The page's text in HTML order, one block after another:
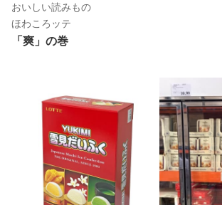
おいしい読みもの
ほわころッテ
「爽」の巻